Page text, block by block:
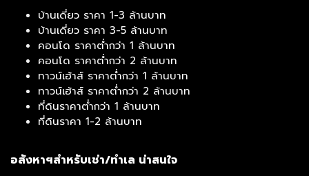
บ้านเดี่ยว ราคา 1-3 ล้านบาท
บ้านเดี่ยว ราคา 3-5 ล้านบาท
คอนโด ราคาต่ำกว่า 1 ล้านบาท
คอนโด ราคาต่ำกว่า 2 ล้านบาท
ทาวน์เฮ้าส์ ราคาต่ำกว่า 1 ล้านบาท
ทาวน์เฮ้าส์ ราคาต่ำกว่า 2 ล้านบาท
ที่ดินราคาต่ำกว่า 1 ล้านบาท
ที่ดินราคา 1-2 ล้านบาท
อสังหาฯสำหรับเช่า/ทำเล น่าสนใจ